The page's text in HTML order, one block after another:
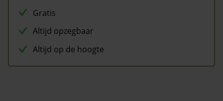
Gratis
Altijd opzegbaar
Altijd op de hoogte